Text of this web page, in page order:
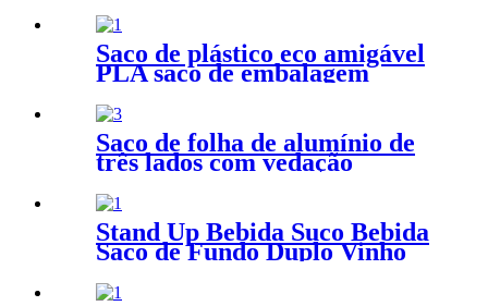
Saco de plástico eco amigável
PLA saco de embalagem
Saco de folha de alumínio de
três lados com vedação
Stand Up Bebida Suco Bebida
Saco de Fundo Duplo Vinho
Tinto Embalagem Líquida